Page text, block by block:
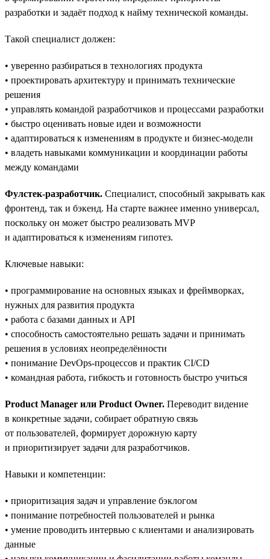
разработки и задаёт подход к найму технической команды.
Такой специалист должен:
• уверенно разбираться в технологиях продукта
• проектировать архитектуру и принимать технические
решения
• управлять командой разработчиков и процессами разработки
• быстро оценивать новые идеи и возможности
• адаптироваться к изменениям в продукте и бизнес-модели
• владеть навыками коммуникации и координации работы
между командами
Фулстек-разработчик. Специалист, способный закрывать как
фронтенд, так и бэкенд. На старте важнее именно универсал,
поскольку он может быстро реализовать MVP
и адаптироваться к изменениям гипотез.
Ключевые навыки:
• программирование на основных языках и фреймворках,
нужных для развития продукта
• работа с базами данных и API
• способность самостоятельно решать задачи и принимать
решения в условиях неопределённости
• понимание DevOps-процессов и практик CI/CD
• командная работа, гибкость и готовность быстро учиться
Product Manager или Product Owner. Переводит видение
в конкретные задачи, собирает обратную связь
от пользователей, формирует дорожную карту
и приоритизирует задачи для разработчиков.
Навыки и компетенции:
• приоритизация задач и управление бэклогом
• понимание потребностей пользователей и рынка
• умение проводить интервью с клиентами и анализировать
данные